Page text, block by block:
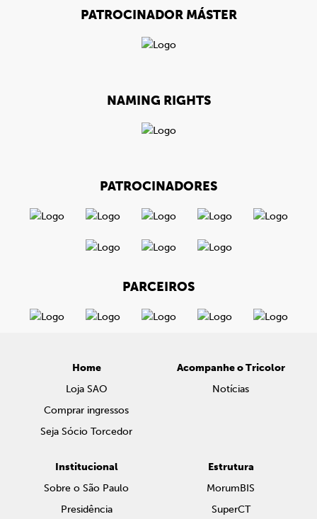
PATROCINADOR MÁSTER
NAMING RIGHTS
PATROCINADORES
PARCEIROS
Home
Loja SAO
Comprar ingressos
Seja Sócio Torcedor
Acompanhe o Tricolor
Notícias
Institucional
Sobre o São Paulo
Presidência
Estrutura
MorumBIS
SuperCT